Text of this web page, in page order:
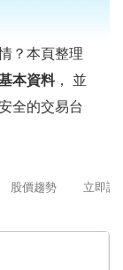
？本頁整理
本資料， 並
全的交易台
股價趨勢 立即詢